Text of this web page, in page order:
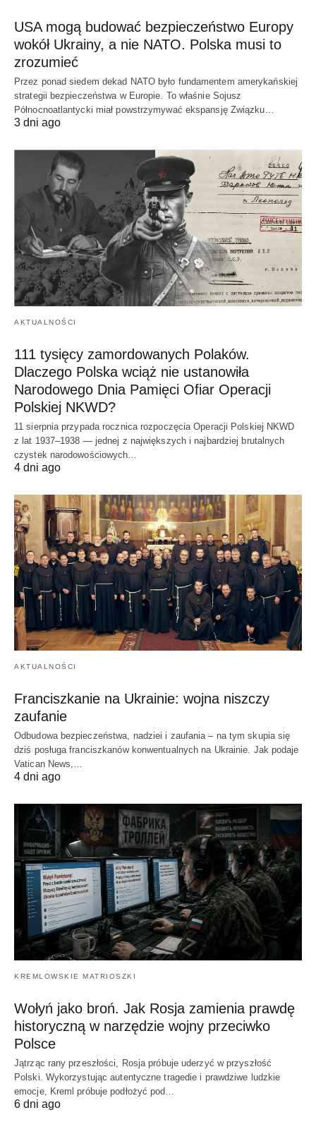
USA mogą budować bezpieczeństwo Europy
wokół Ukrainy, a nie NATO. Polska musi to
zrozumieć
Przez ponad siedem dekad NATO było fundamentem amerykańskiej
strategii bezpieczeństwa w Europie. To właśnie Sojusz
Północnoatlantycki miał powstrzymywać ekspansję Związku…
3 dni ago
AKTUALNOŚCI
111 tysięcy zamordowanych Polaków.
Dlaczego Polska wciąż nie ustanowiła
Narodowego Dnia Pamięci Ofiar Operacji
Polskiej NKWD?
11 sierpnia przypada rocznica rozpoczęcia Operacji Polskiej NKWD
z lat 1937–1938 — jednej z największych i najbardziej brutalnych
czystek narodowościowych…
4 dni ago
AKTUALNOŚCI
Franciszkanie na Ukrainie: wojna niszczy
zaufanie
Odbudowa bezpieczeństwa, nadziei i zaufania – na tym skupia się
dziś posługa franciszkanów konwentualnych na Ukrainie. Jak podaje
Vatican News,…
4 dni ago
KREMLOWSKIE MATRIOSZKI
Wołyń jako broń. Jak Rosja zamienia prawdę
historyczną w narzędzie wojny przeciwko
Polsce
Jątrząc rany przeszłości, Rosja próbuje uderzyć w przyszłość
Polski. Wykorzystując autentyczne tragedie i prawdziwe ludzkie
emocje, Kreml próbuje podłożyć pod…
6 dni ago